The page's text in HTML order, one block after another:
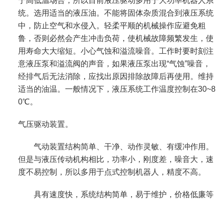
统。选用适当的液压油。不能将固体杂质混合到液压系统
中，防止空气和水侵入。轻柔平顺的机械操作应避免粗
鲁，否则必然会产生冲击负荷，使机械故障频繁发生，使
用寿命大大缩短。小心气蚀和溢流噪音。工作时要时刻注
意液压泵和溢流阀的声音，如果液压泵出现“气蚀”噪音，
经排气后无法消除，应找出原因排除故障后再使用。维持
适当的油温。一般情况下，液压系统工作温度控制在30~8
0℃。
气压驱动装置。
气动装置结构简单、干净、动作灵敏、有缓冲作用。
但是与液压传动机构相比，功率小，刚度差，噪音大，速
度不易控制，所以多用于点式控制机器人，精度不高。
具有速度快，系统结构简单，易于维护，价格低廉等